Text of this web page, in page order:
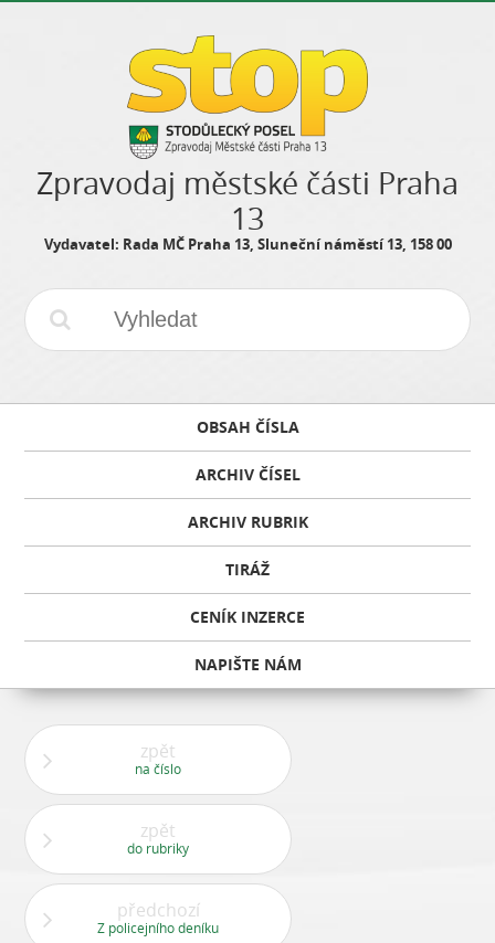
Zpravodaj městské části Praha
13
Vydavatel: Rada MČ Praha 13, Sluneční náměstí 13, 158 00
OBSAH ČÍSLA
ARCHIV ČÍSEL
ARCHIV RUBRIK
TIRÁŽ
CENÍK INZERCE
NAPIŠTE NÁM
zpět
na číslo
zpět
do rubriky
předchozí
Z policejního deníku